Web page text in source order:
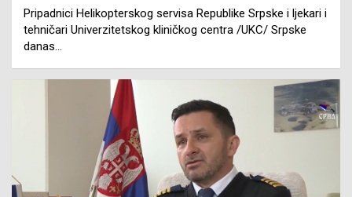
Pripadnici Helikopterskog servisa Republike Srpske i ljekari i
tehničari Univerzitetskog kliničkog centra /UKC/ Srpske
danas…